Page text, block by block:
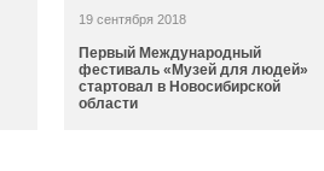
19 сентября 2018
Первый Международный
фестиваль «Музей для людей»
стартовал в Новосибирской
области